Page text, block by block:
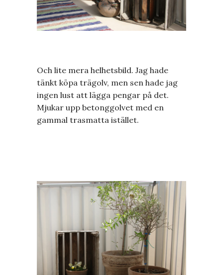
Och lite mera helhetsbild. Jag hade
tänkt köpa trägolv, men sen hade jag
ingen lust att lägga pengar på det.
Mjukar upp betonggolvet med en
gammal trasmatta istället.